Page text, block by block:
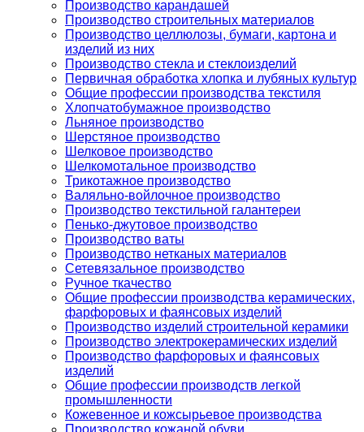
Производство карандашей
Производство строительных материалов
Производство целлюлозы, бумаги, картона и
изделий из них
Производство стекла и стеклоизделий
Первичная обработка хлопка и лубяных культур
Общие профессии производства текстиля
Хлопчатобумажное производство
Льняное производство
Шерстяное производство
Шелковое производство
Шелкомотальное производство
Трикотажное производство
Валяльно-войлочное производство
Производство текстильной галантереи
Пенько-джутовое производство
Производство ваты
Производство нетканых материалов
Сетевязальное производство
Ручное ткачество
Общие профессии производства керамических,
фарфоровых и фаянсовых изделий
Производство изделий строительной керамики
Производство электрокерамических изделий
Производство фарфоровых и фаянсовых
изделий
Общие профессии производств легкой
промышленности
Кожевенное и кожсырьевое производства
Производство кожаной обуви